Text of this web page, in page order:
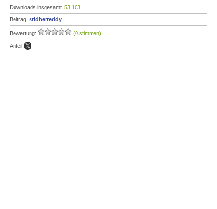
Downloads insgesamt: 53.103
Beitrag: sridherreddy
Bewertung: (0 stimmen)
Anteil: